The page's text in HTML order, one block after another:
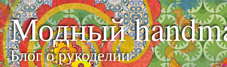
Модный
Блог о рукоделии